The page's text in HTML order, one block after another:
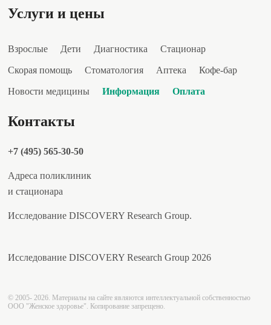
Услуги и цены
Взрослые Дети Диагностика Стационар
Скорая помощь Стоматология Аптека Кофе-бар
Новости медицины Информация Оплата
Контакты
+7 (495) 565-30-50
Адреса поликлиник
и стационара
Исследование DISCOVERY Research Group.
Исследование DISCOVERY Research Group 2026
© 2005- 2026. Материалы на сайте являются интеллектуальной собственностью
ООО "Женское здоровье". Копирование запрещено.